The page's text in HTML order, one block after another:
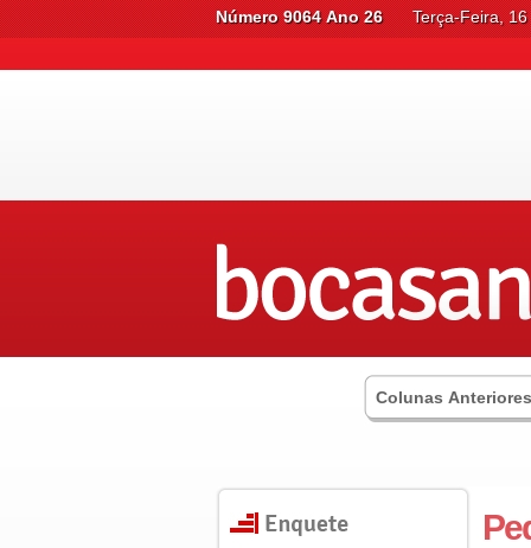
Número 9064 Ano 26 Terça-Feira,
Colunas Anteriores